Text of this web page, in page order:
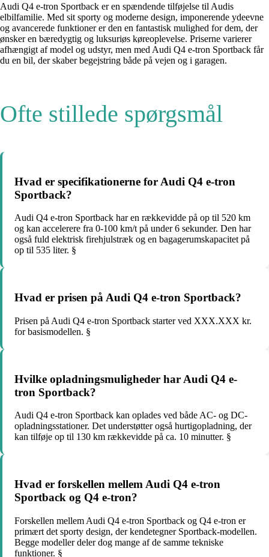
Audi Q4 e-tron Sportback er en spændende tilføjelse til Audis
elbilfamilie. Med sit sporty og moderne design, imponerende ydeevne
og avancerede funktioner er den en fantastisk mulighed for dem, der
ønsker en bæredygtig og luksuriøs køreoplevelse. Priserne varierer
afhængigt af model og udstyr, men med Audi Q4 e-tron Sportback får
du en bil, der skaber begejstring både på vejen og i garagen.
Ofte stillede spørgsmål
Hvad er specifikationerne for Audi Q4 e-tron
Sportback?
Audi Q4 e-tron Sportback har en rækkevidde på op til 520 km
og kan accelerere fra 0-100 km/t på under 6 sekunder. Den har
også fuld elektrisk firehjulstræk og en bagagerumskapacitet på
op til 535 liter. §
Hvad er prisen på Audi Q4 e-tron Sportback?
Prisen på Audi Q4 e-tron Sportback starter ved XXX.XXX kr.
for basismodellen. §
Hvilke opladningsmuligheder har Audi Q4 e-
tron Sportback?
Audi Q4 e-tron Sportback kan oplades ved både AC- og DC-
opladningsstationer. Det understøtter også hurtigopladning, der
kan tilføje op til 130 km rækkevidde på ca. 10 minutter. §
Hvad er forskellen mellem Audi Q4 e-tron
Sportback og Q4 e-tron?
Forskellen mellem Audi Q4 e-tron Sportback og Q4 e-tron er
primært det sporty design, der kendetegner Sportback-modellen.
Begge modeller deler dog mange af de samme tekniske
funktioner. §